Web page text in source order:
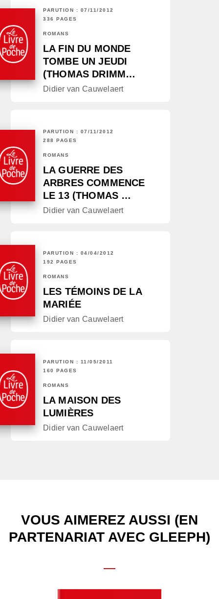
PARUTION : 07/11/2012
336 PAGES
ROMANS
LA FIN DU MONDE
TOMBE UN JEUDI
(THOMAS DRIMM…
Didier van Cauwelaert
PARUTION : 07/11/2012
288 PAGES
ROMANS
LA GUERRE DES
ARBRES COMMENCE
LE 13 (THOMAS …
Didier van Cauwelaert
PARUTION : 04/04/2012
192 PAGES
ROMANS
LES TÉMOINS DE LA
MARIÉE
Didier van Cauwelaert
PARUTION : 11/05/2011
160 PAGES
ROMANS
LA MAISON DES
LUMIÈRES
Didier van Cauwelaert
VOUS AIMEREZ AUSSI (EN
PARTENARIAT AVEC GLEEPH)